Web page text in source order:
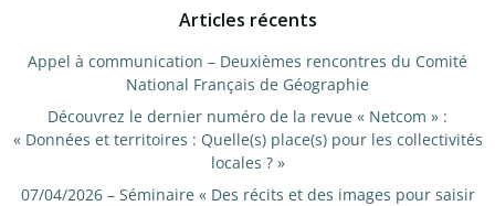
Articles récents
Appel à communication – Deuxièmes rencontres du Comité
National Français de Géographie
Découvrez le dernier numéro de la revue « Netcom » :
« Données et territoires : Quelle(s) place(s) pour les collectivités
locales ? »
07/04/2026 – Séminaire « Des récits et des images pour saisir